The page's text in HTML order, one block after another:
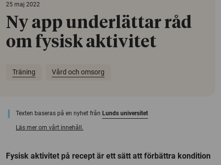
25 maj 2022
Ny app underlättar råd
om fysisk aktivitet
Träning Vård och omsorg
Texten baseras på en nyhet från Lunds universitet
Läs mer om vårt innehåll.
Fysisk aktivitet på recept är ett sätt att förbättra kondition